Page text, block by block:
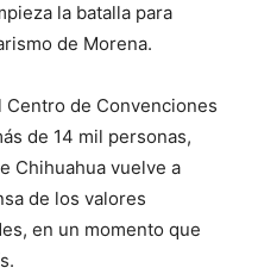
la batalla para
de Morena.
de Convenciones
de 14 mil personas,
Chihuahua vuelve a
de los valores
en un momento que